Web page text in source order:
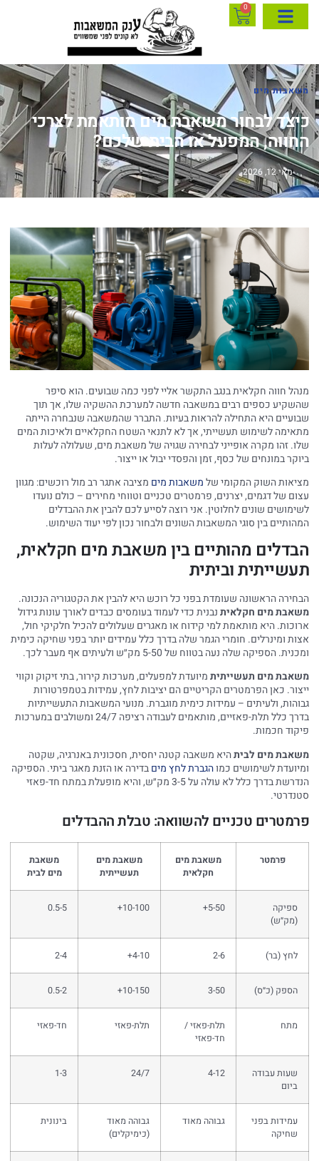
0
משאבות מים
כיצד לבחור משאבת מים מותאמת לצרכי
החווה, המפעל או הבית שלכם?
מאי 12, 2026
מנהל חווה חקלאית בנגב התקשר אליי לפני כמה שבועים. הוא סיפר
שהשקיע כספים רבים במשאבה חדשה למערכת ההשקיה שלו, אך תוך
שבועיים היא התחילה להראות בעיות. התברר שהמשאבה שנבחרה הייתה
מתאימה לשימוש תעשייתי, אך לא לתנאי השטח החקלאיים ולאיכות המים
שלו. זהו מקרה אופייני לבחירה שגויה של משאבת מים, שעלולה לעלות
ביוקר במונחים של כסף, זמן והפסדי יבול או ייצור.
מציאות השוק המקומי שלמשאבות מים מציבה אתגר רב מול רוכשים: מגוון
עצום של דגמים, יצרנים, פרמטרים טכניים וטווחי מחירים – כולם נועדו
לשימושים שונים לחלוטין. אני רוצה לסייע לכם להבין את ההבדלים
המהותיים בין סוגי המשאבות השונים ולבחור נכון לפי יעוד השימוש.
הבדלים מהותיים בין משאבת מים חקלאית,
תעשייתית וביתית
הבחירה הראשונה שעומדת בפני כל רוכש היא להבין את הקטגוריה הנכונה.
משאבת מים חקלאיתנבנית כדי לעמוד בעומסים כבדים לאורך עונות גידול
ארוכות. היא מותאמת למי קידוח או מאגרים שעלולים להכיל חלקיקי חול,
אצות ומינרלים. חומרי הגמר שלה בדרך כלל עמידים יותר בפני שחיקה כימית
ומכנית. הספיקה שלה נעה בטווח של 5-50 מק״ש ולעיתים אף מעבר לכך.
משאבת מים תעשייתיתמיועדת למפעלים, מערכות קירור, בתי זיקוק וקווי
ייצור. כאן הפרמטרים הקריטיים הם יציבות לחץ, עמידות בטמפרטורות
גבוהות, ולעיתים – עמידות כימית מוגברת. מנועי המשאבות התעשייתיות
בדרך כלל תלת-פאזיים, מותאמים לעבודה רציפה 24/7 ומשולבים במערכות
פיקוד חכמות.
משאבת מים לביתהיא משאבה קטנה יחסית, חסכונית באנרגיה, שקטה
ומיועדת לשימושים כמוהגברת לחץ מיםבדירה או הזנת מאגר ביתי. הספיקה
הנדרשת בדרך כלל לא עולה על 3-5 מק״ש, והיא מופעלת במתח חד-פאזי
סטנדרטי.
פרמטרים טכניים להשוואה: טבלת ההבדלים
פרמטר
משאבת מים
חקלאית
משאבת מים
תעשייתית
משאבת
מים לבית
ספיקה
(מק״ש)
5-50+
10-100+
0.5-5
לחץ (בר) 2-6
4-10+
2-4
הספק (כ״ס) 3-50
10-150+
0.5-2
מתח
תלת-פאזי /
חד-פאזי
תלת-פאזי חד-פאזי
שעות עבודה
ביום
4-12
24/7
1-3
עמידות בפני
שחיקה
גבוהה מאוד
גבוהה מאוד
(כימיקלים)
בינונית